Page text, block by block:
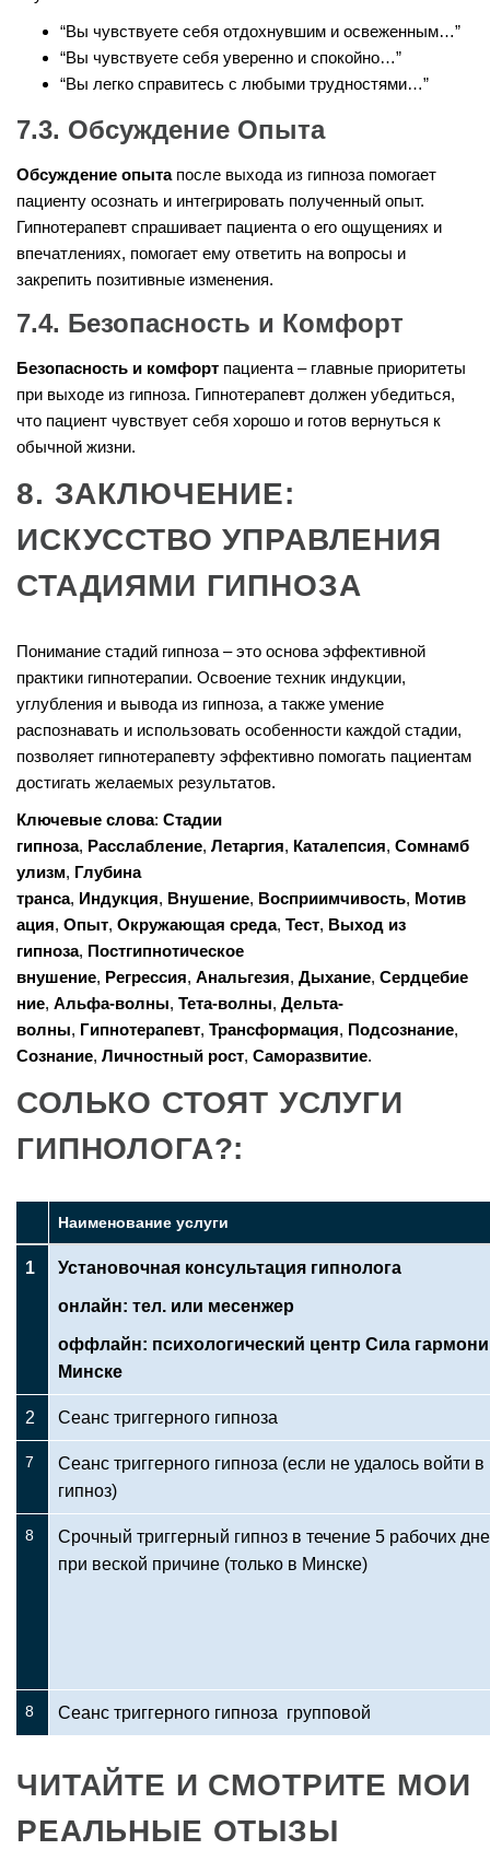
“Вы чувствуете себя отдохнувшим и освеженным…”
“Вы чувствуете себя уверенно и спокойно…”
“Вы легко справитесь с любыми трудностями…”
7.3. Обсуждение Опыта
Обсуждение опытапосле выхода из гипноза помогает
пациенту осознать и интегрировать полученный опыт.
Гипнотерапевт спрашивает пациента о его ощущениях и
впечатлениях, помогает ему ответить на вопросы и
закрепить позитивные изменения.
7.4. Безопасность и Комфорт
Безопасность и комфорт пациента – главные приоритеты
при выходе из гипноза. Гипнотерапевт должен убедиться,
что пациент чувствует себя хорошо и готов вернуться к
обычной жизни.
8. ЗАКЛЮЧЕНИЕ:
ИСКУССТВО УПРАВЛЕНИЯ
СТАДИЯМИ ГИПНОЗА
Понимание стадий гипноза – это основа эффективной
практики гипнотерапии. Освоение техник индукции,
углубления и вывода из гипноза, а также умение
распознавать и использовать особенности каждой стадии,
позволяет гипнотерапевту эффективно помогать пациентам
достигать желаемых результатов.
Ключевые слова: Стадии
гипноза, Расслабление, Летаргия, Каталепсия, Сомнамб
улизм, Глубина
транса, Индукция, Внушение, Восприимчивость, Мотив
ация, Опыт, Окружающая среда, Тест, Выход из
гипноза, Постгипнотическое
внушение, Регрессия, Анальгезия, Дыхание, Сердцебие
ние, Альфа-волны, Тета-волны, Дельта-
волны, Гипнотерапевт, Трансформация, Подсознание,
Сознание, Личностный рост, Саморазвитие.
СОЛЬКО СТОЯТ УСЛУГИ
ГИПНОЛОГА?:
Наименование услуги
1 Установочная консультация гипнолога
онлайн: тел. или месенжер
оффлайн: психологический центр Сила
Минске
2 Сеанс триггерного гипноза
7
Сеанс триггерного гипноза (если не удалось войти в
гипноз)
8
Срочный триггерный гипноз в течение 5 рабочих
при веской причине (только в Минске)
8 Сеанс триггерного гипноза групповой
ЧИТАЙТЕ И СМОТРИТЕ МОИ
РЕАЛЬНЫЕ ОТЫЗЫ